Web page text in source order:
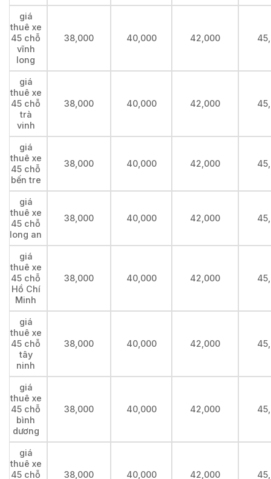
giá
thuê xe
45 chỗ
vĩnh
long
38,000 40,000 42,000
giá
thuê xe
45 chỗ
trà
vinh
38,000 40,000 42,000
giá
thuê xe
45 chỗ
bến tre
38,000 40,000 42,000
giá
thuê xe
45 chỗ
long an
38,000 40,000 42,000
giá
thuê xe
45 chỗ
Hồ Chí
Minh
38,000 40,000 42,000
giá
thuê xe
45 chỗ
tây
ninh
38,000 40,000 42,000
giá
thuê xe
45 chỗ
bình
dương
38,000 40,000 42,000
giá
thuê xe
45 chỗ
38,000 40,000 42,000